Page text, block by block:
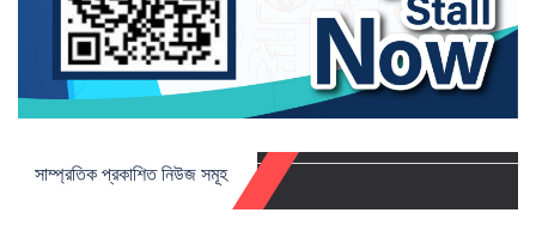
সাম্প্রতিক প্রকাশিত নিউজ সমূহ